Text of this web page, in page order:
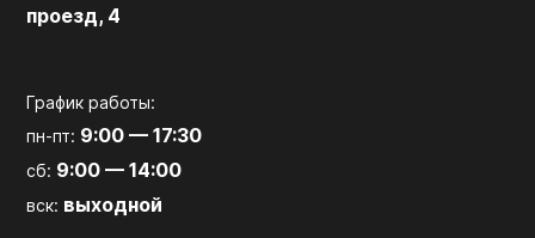
проезд, 4
График работы:
пн-пт: 9:00 — 17:30
сб: 9:00 — 14:00
вск: выходной